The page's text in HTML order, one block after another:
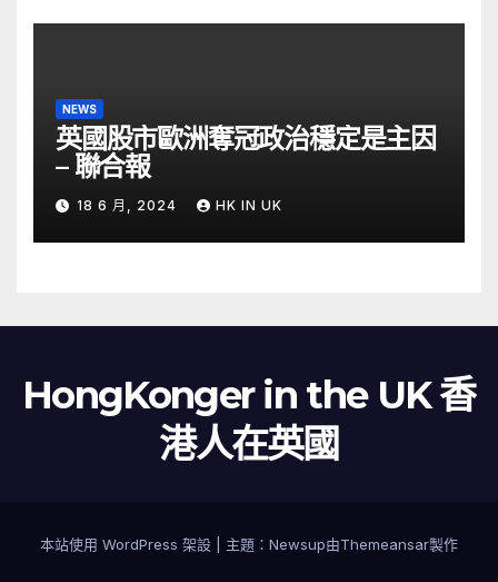
NEWS
英國股市歐洲奪冠政治穩定是主因
– 聯合報
18 6 月, 2024 HK IN UK
HongKonger in the UK 香
港人在英國
本站使用 WordPress 架設 主題： Newsup由Themeansar製作